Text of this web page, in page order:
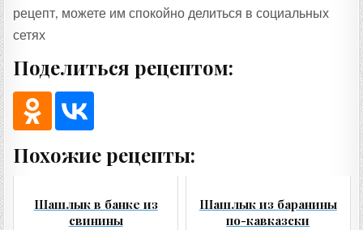
рецепт, можете им спокойно делиться в социальных
сетях
Поделиться рецептом:
Похожие рецепты:
Шашлык в банке из
свинины
Шашлык из баранины
по-кавказски